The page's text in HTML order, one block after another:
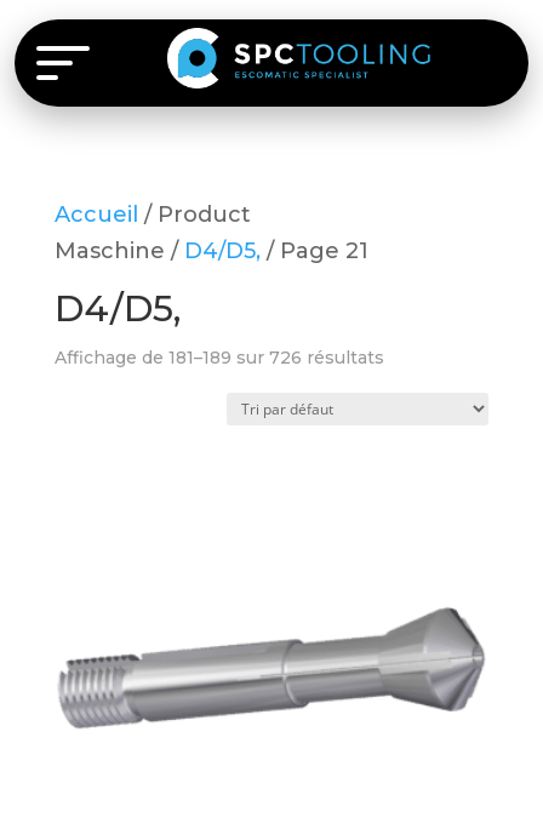
Accueil / Product
Maschine / D4/D5,/ Page 21
D4/D5,
Affichage de 181–189 sur 726 résultats